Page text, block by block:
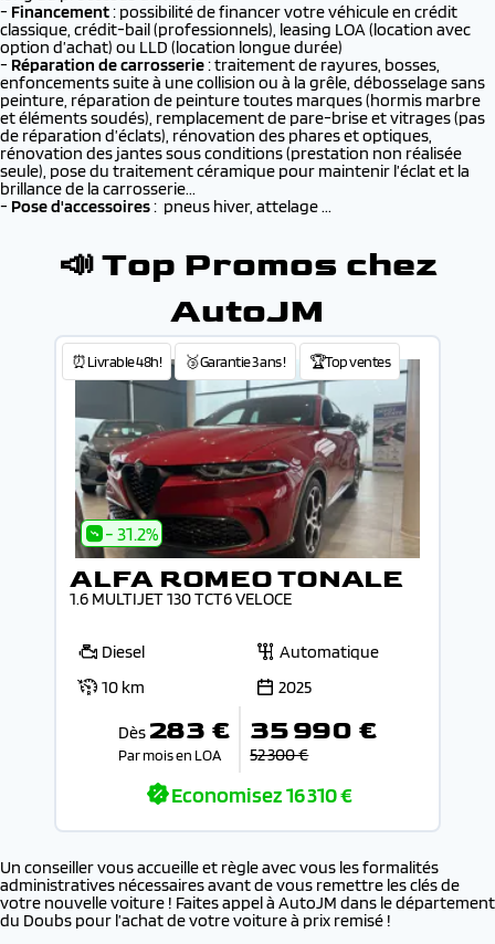
- Financement: possibilité de financer votre véhicule en crédit
classique, crédit-bail (professionnels), leasing LOA (location avec
option d’achat) ou LLD (location longue durée)
- Réparation de carrosserie: traitement de rayures, bosses,
enfoncements suite à une collision ou à la grêle, débosselage sans
peinture, réparation de peinture toutes marques (hormis marbre
et éléments soudés), remplacement de pare-brise et vitrages (pas
de réparation d’éclats), rénovation des phares et optiques,
rénovation des jantes sous conditions (prestation non réalisée
seule), pose du traitement céramique pour maintenir l’éclat et la
brillance de la carrosserie...
- Pose d'accessoires: pneus hiver, attelage ...
📣 Top Promos chez
AutoJM
⏰Livrable 48h! 🥉Garantie 3 ans ! 🏆Top ventes
- 31.2%
ALFA ROMEO TONALE
1.6 MULTIJET 130 TCT6 VELOCE
Diesel
Automatique
10 km
2025
Dès 283 €
Par mois en LOA
35 990 €
52 300 €
Economisez16 310 €
Un conseiller vous accueille et règle avec vous les formalités
administratives nécessaires avant de vous remettre les clés de
votre nouvelle voiture ! Faites appel à AutoJM dans le département
du Doubs pour l’achat de votre voiture à prix remisé !